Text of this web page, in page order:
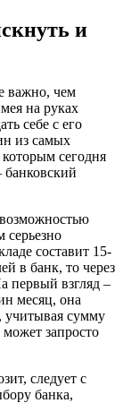
и
важно, чем
на руках
себе с его
из самых
сегодня
банковский
серьезно
составит 15-
в банк, то через
первый взгляд –
месяц, она
учитывая сумму
запросто
следует с
банка,